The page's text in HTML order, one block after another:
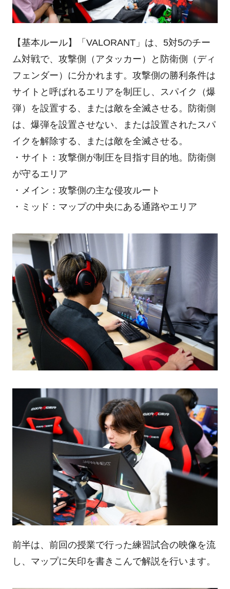
【基本ルール】「VALORANT」は、5対5のチー
ム対戦で、攻撃側（アタッカー）と防衛側（ディ
フェンダー）に分かれます。攻撃側の勝利条件は
サイトと呼ばれるエリアを制圧し、スパイク（爆
弾）を設置する、または敵を全滅させる。防衛側
は、爆弾を設置させない、または設置されたスパ
イクを解除する、または敵を全滅させる。
・サイト：攻撃側が制圧を目指す目的地。防衛側
が守るエリア
・メイン：攻撃側の主な侵攻ルート
・ミッド：マップの中央にある通路やエリア
前半は、前回の授業で行った練習試合の映像を流
し、マップに矢印を書きこんで解説を行います。